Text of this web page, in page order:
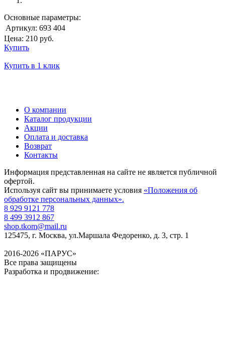
Основные параметры:
Артикул: 693 404
Цена: 210 руб.
Купить
Купить в 1 клик
О компании
Каталог продукции
Акции
Оплата и доставка
Возврат
Контакты
Информация представленная на сайте не является публичной
офертой.
Используя сайт вы принимаете условия «Положения об
обработке персональных данных».
8 929 9121 778
8 499 3912 867
shop.tkom@mail.ru
125475, г. Москва, ул.Маршала Федоренко, д. 3, стр. 1
2016-2026 «ПАРУС»
Все права защищены
Разработка и продвижение: